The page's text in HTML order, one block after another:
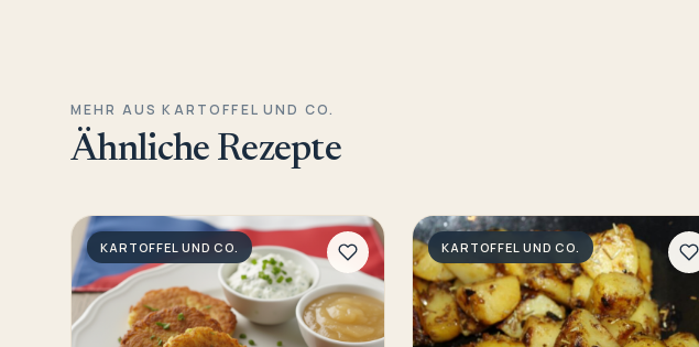
MEHR AUS KARTOFFEL UND CO.
Ähnliche Rezepte
KARTOFFEL UND CO. KARTOFFEL UND CO.